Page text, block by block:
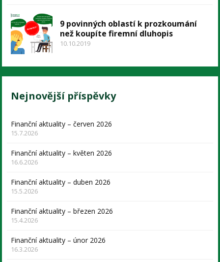
9 povinných oblastí k prozkoumání
než koupíte firemní dluhopis
10.10.2019
Nejnovější příspěvky
Finanční aktuality – červen 2026
15.7.2026
Finanční aktuality – květen 2026
16.6.2026
Finanční aktuality – duben 2026
15.5.2026
Finanční aktuality – březen 2026
15.4.2026
Finanční aktuality – únor 2026
16.3.2026